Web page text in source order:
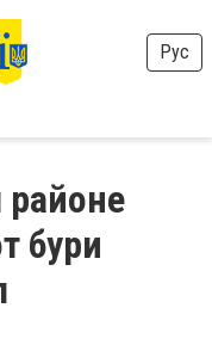
Рус
бури